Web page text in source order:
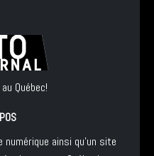
Québec!
numérique ainsi qu'un site